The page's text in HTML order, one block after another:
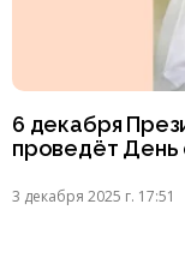
6 декабря
проведёт День
3 декабря 2025 г. 17:51